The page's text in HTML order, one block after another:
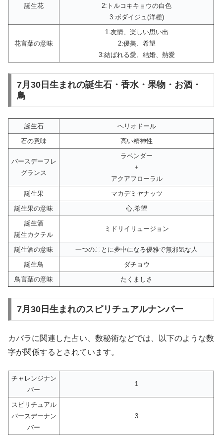
誕生花
2:トルコキキョウの白色
3:ボダイジュ(洋種)
花言葉の意味
1:友情、楽しい思い出
2:優美、希望
3:結ばれる愛、結婚、熱愛
7月30日生まれの誕生石・香水・果物・お酒・
鳥
誕生石
ヘリオドール
石の意味
高い精神性
バースデーフレ
グランス
ラベンダー
+
アクアフローラル
誕生果
マカデミヤナッツ
誕生果の意味
心,希望
誕生酒
誕生カクテル
ミドリイリュージョン
誕生酒の意味
一つのことに夢中になる優雅で無邪気な人
誕生鳥
ダチョウ
鳥言葉の意味
たくましさ
7月30日生まれのスピリチュアルナンバー
カバラに関連した占い、数秘術などでは、以下のような数
字が関係するとされています。
チャレンジナン
バー
1
スピリチュアル
バースデーナン
バー
3